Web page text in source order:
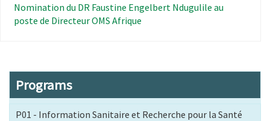
Nomination du DR Faustine Engelbert Ndugulile au
poste de Directeur OMS Afrique
Programs
P01 - Information Sanitaire et Recherche pour la Santé